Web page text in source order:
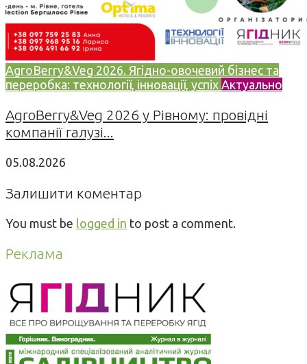
AgroBerry&Veg 2026. Ягідно-овочевий бізнес та
переробка: технології, інновації, успіх Актуально
AgroBerry&Veg 2026 у Рівному: провідні
компанії галузі...
05.08.2026
Залишити коментар
You must be logged in to post a comment.
Реклама